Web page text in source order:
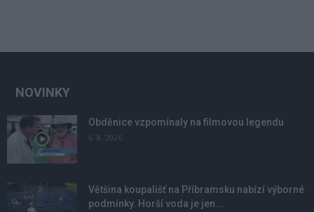
NOVINKY
Obděnice vzpomínaly na filmovou legendu
6. 8. 2026
Většina koupališť na Příbramsku nabízí výborné
podmínky. Horší voda je jen...